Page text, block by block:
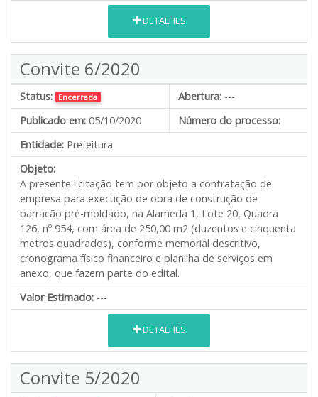
DETALHES
Convite 6/2020
Status: Encerrada Abertura: ---
Publicado em: 05/10/2020
Número do processo:
Entidade: Prefeitura
Objeto:
A presente licitação tem por objeto a contratação de
empresa para execução de obra de construção de
barracão pré-moldado, na Alameda 1, Lote 20, Quadra
126, nº 954, com área de 250,00 m2 (duzentos e cinquenta
metros quadrados), conforme memorial descritivo,
cronograma físico financeiro e planilha de serviços em
anexo, que fazem parte do edital.
Valor Estimado: ---
DETALHES
Convite 5/2020